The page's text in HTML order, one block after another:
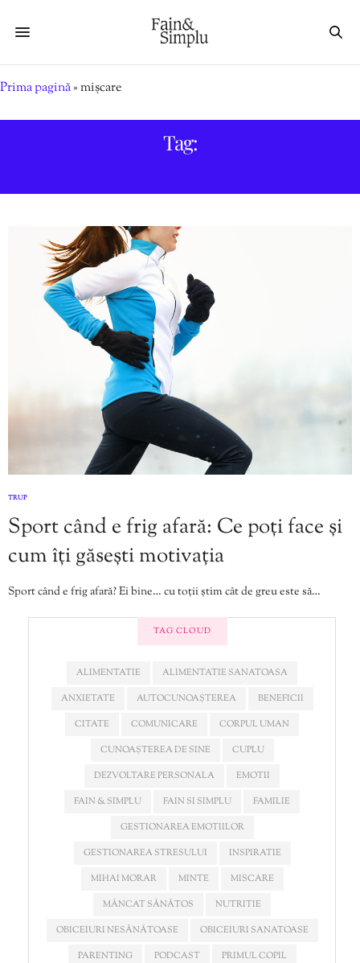
Prima pagină»mișcare
Tag:
TRUP
Sport când e frig afară: Ce poți face și
cum îți găsești motivația
Sport când e frig afară? Ei bine… cu toții știm cât de greu este să…
TAG CLOUD
ALIMENTATIE
ALIMENTATIE SANATOASA
ANXIETATE
AUTOCUNOAȘTEREA
BENEFICII
CITATE
COMUNICARE
CORPUL UMAN
CUNOAȘTEREA DE SINE
CUPLU
DEZVOLTARE PERSONALA
EMOTII
FAIN & SIMPLU
FAIN SI SIMPLU
FAMILIE
GESTIONAREA EMOTIILOR
GESTIONAREA STRESULUI
INSPIRATIE
MIHAI MORAR
MINTE
MISCARE
MÂNCAT SĂNĂTOS
NUTRITIE
OBICEIURI NESĂNĂTOASE
OBICEIURI SANATOASE
PARENTING
PODCAST
PRIMUL COPIL